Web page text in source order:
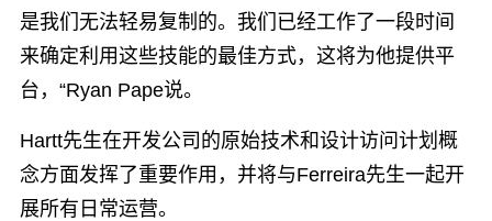
是我们无法轻易复制的。我们已经工作了一段时间
来确定利用这些技能的最佳方式，这将为他提供平
台，“Ryan Pape说。
Hartt先生在开发公司的原始技术和设计访问计划概
念方面发挥了重要作用，并将与Ferreira先生一起开
展所有日常运营。